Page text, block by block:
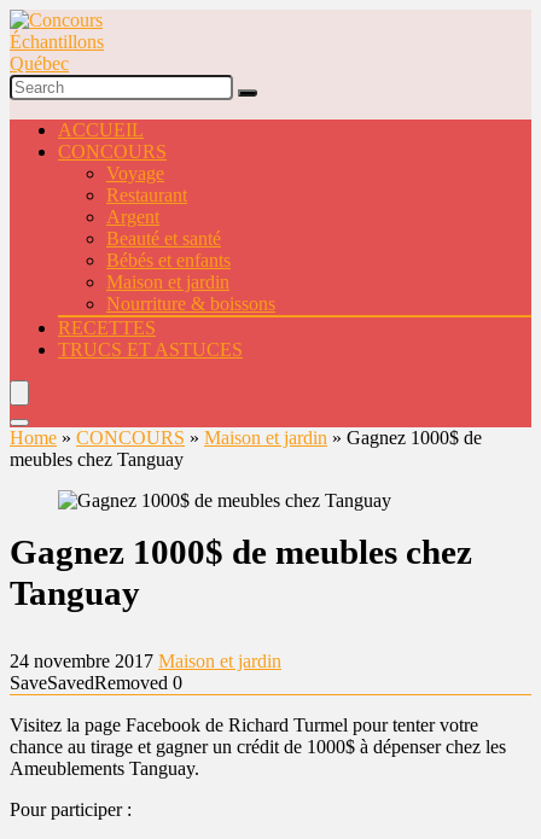
ACCUEIL
CONCOURS
Voyage
Restaurant
Argent
Beauté et santé
Bébés et enfants
Maison et jardin
Nourriture & boissons
RECETTES
TRUCS ET ASTUCES
Home » CONCOURS » Maison et jardin » Gagnez 1000$ de
meubles chez Tanguay
Gagnez 1000$ de meubles chez
Tanguay
24 novembre 2017 Maison et jardin
SaveSavedRemoved 0
Visitez la page Facebook de Richard Turmel pour tenter votre
chance au tirage et gagner un crédit de 1000$ à dépenser chez les
Ameublements Tanguay.
Pour participer :